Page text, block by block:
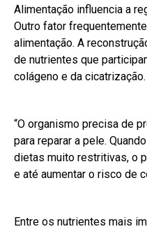
Alimentação influencia a
Outro fator
alimentação. A
de nutrientes que
colágeno e da cicatrização.
“O organismo precisa de
para reparar a pele.
dietas muito restritivas, o
e até aumentar o risco de
Entre os nutrientes mais